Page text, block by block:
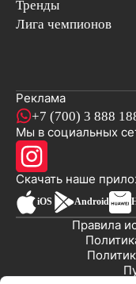
Тренды
Лига чемпионов
Реклама
+7 (700) 3 888
Мы в социальных
Скачать наше
iOS Android
Правила